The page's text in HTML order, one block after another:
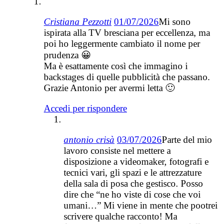
Cristiana Pezzotti 01/07/2026Mi sono
ispirata alla TV bresciana per eccellenza, ma
poi ho leggermente cambiato il nome per
prudenza 😀
Ma è esattamente così che immagino i
backstages di quelle pubblicità che passano.
Grazie Antonio per avermi letta 🙂
Accedi per rispondere
antonio crisà 03/07/2026Parte del mio
lavoro consiste nel mettere a
disposizione a videomaker, fotografi e
tecnici vari, gli spazi e le attrezzature
della sala di posa che gestisco. Posso
dire che “ne ho viste di cose che voi
umani…” Mi viene in mente che pootrei
scrivere qualche racconto! Ma